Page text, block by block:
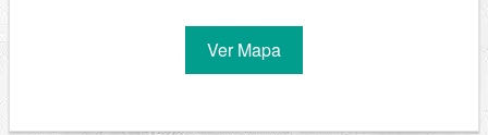
Ver Mapa